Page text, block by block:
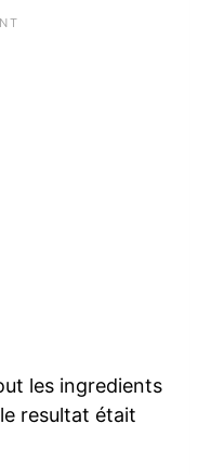
les ingredients
resultat était